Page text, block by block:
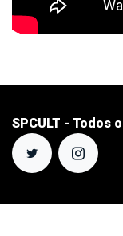
SPCULT - Todos